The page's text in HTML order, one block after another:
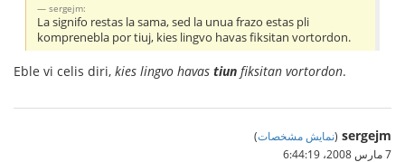
sergejm:
La signifo restas la sama, sed la unua frazo estas pli
komprenebla por tiuj, kies lingvo havas fiksitan vortordon.
Eble vi celis diri, kies lingvo havas tiun fiksitan vortordon.
sergejm
(نمایش مشخصات)
7 مارس 2008،‏ 6:44:19